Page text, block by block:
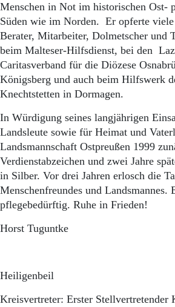
Menschen in Not im historischen Ost-
Süden wie im Norden. Er opferte viele
Berater, Mitarbeiter, Dolmetscher und
beim Malteser-Hilfsdienst, bei den
Caritasverband für die Diözese
Königsberg und auch beim Hilfswerk
Knechtstetten in Dormagen.
In Würdigung seines langjährigen
Landsleute sowie für Heimat und
Landsmannschaft Ostpreußen 1999
Verdienstabzeichen und zwei Jahre
in Silber. Vor drei Jahren erlosch die
Menschenfreundes und Landsmannes.
pflegebedürftig. Ruhe in Frieden!
Horst Tuguntke
Heiligenbeil
Kreisvertreter: Erster Stellvertretender